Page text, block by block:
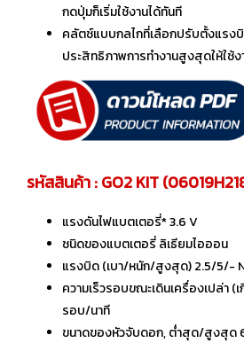
กดปุ่มก็เริ่มใช้งานได้ทันที
คลัตช์แบบกลไกที่เลือกปรับตั้งแรง
ประสิทธิภาพการทำงานสูงสุดให้ใช้ง
รหัสสินค้า : GO2 KIT
แรงดันไฟแบตเตอรี่* 3.6 V
ชนิดของแบตเตอรี่ ลิเธียมไอออน
แรงบิด (เบา/หนัก/สูงสุด) 2.5/5/-
ความเร็วรอบขณะเดินเครื่องเปล่า (
รอบ/นาที
ขนาดของหัวจับดอก, ต่ำสุด/สูงสุด